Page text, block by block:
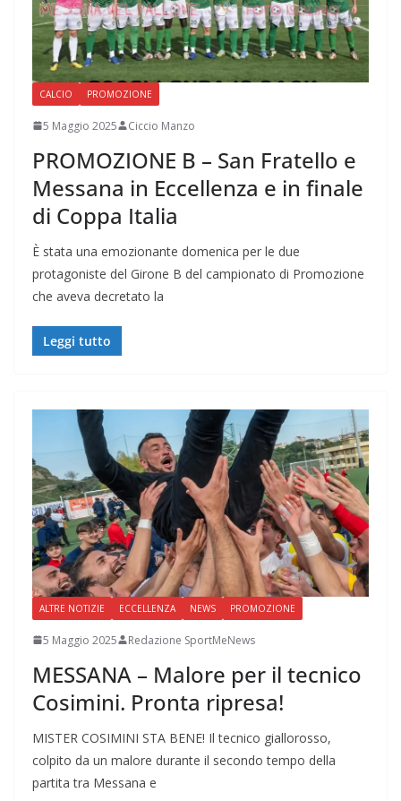
CALCIO PROMOZIONE
5 Maggio 2025 Ciccio Manzo
PROMOZIONE B – San Fratello e
Messana in Eccellenza e in finale
di Coppa Italia
È stata una emozionante domenica per le due
protagoniste del Girone B del campionato di Promozione
che aveva decretato la
Leggi tutto
ALTRE NOTIZIE ECCELLENZA NEWS PROMOZIONE
5 Maggio 2025 Redazione SportMeNews
MESSANA – Malore per il tecnico
Cosimini. Pronta ripresa!
MISTER COSIMINI STA BENE! Il tecnico giallorosso,
colpito da un malore durante il secondo tempo della
partita tra Messana e